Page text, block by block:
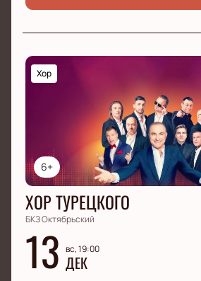
6+
Хор
ХОР ТУРЕЦКОГО
БКЗ Октябрьский
13 вс, 19:00
ДЕК